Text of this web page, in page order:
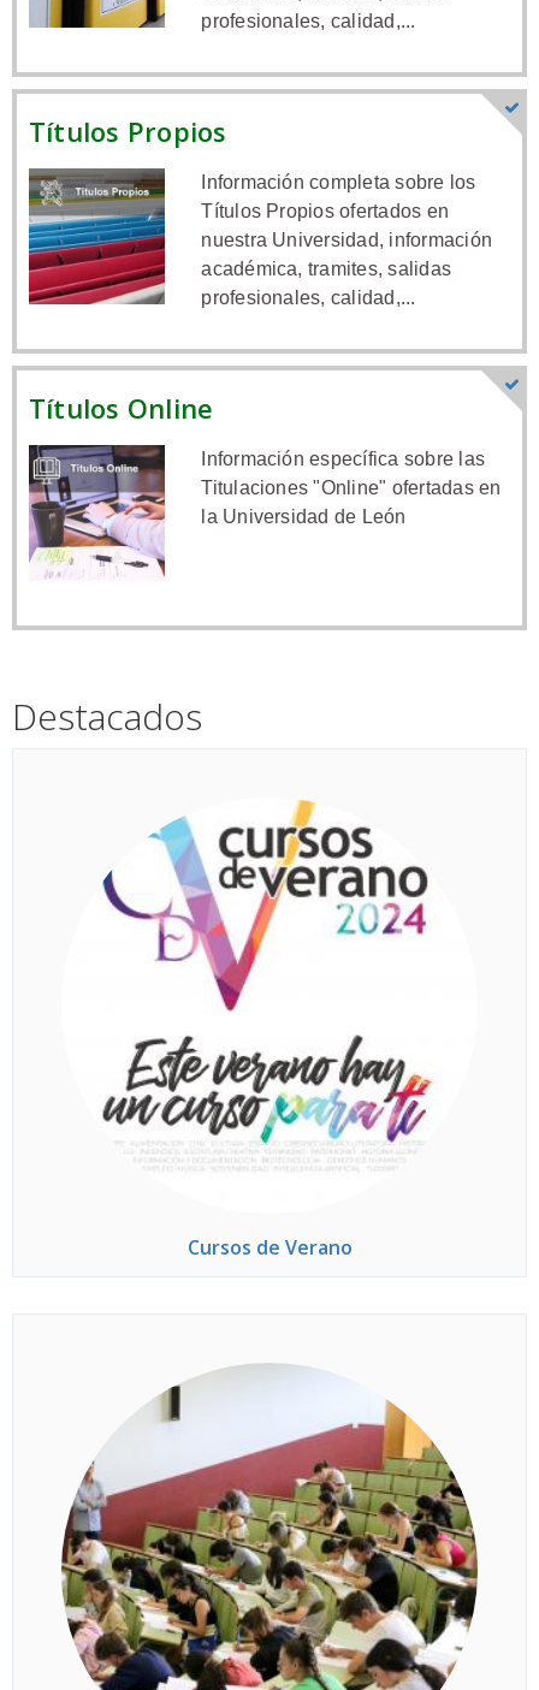
profesionales, calidad,...
Títulos Propios
Información completa sobre los
Títulos Propios ofertados en
nuestra Universidad, información
académica, tramites, salidas
profesionales, calidad,...
Títulos Online
Información específica sobre las
Titulaciones "Online" ofertadas en
la Universidad de León
Destacados
Cursos de Verano